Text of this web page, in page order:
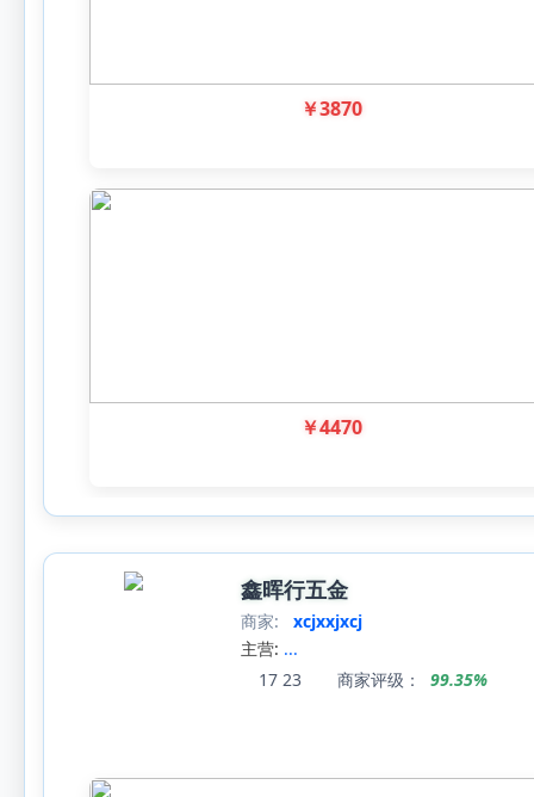
￥3870
￥4470
鑫晖行五金
商家:
xcjxxjxcj
主营: ...
17 23 商家评级： 99.35%